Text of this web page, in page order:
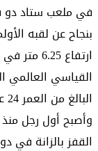
في ملعب ستاد دو
بنجاح عن لقبه
ارتفاع
القياسي العالمي
وأصبح أول رجل
القفز بالزانة في